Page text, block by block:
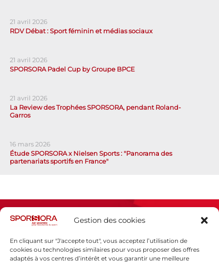
Gestion des cookies
En cliquant sur "J'accepte tout", vous acceptez l’utilisation de
cookies ou technologies similaires pour vous proposer des offres
adaptés à vos centres d’intérêt et vous garantir une meilleure
21 avril 2026
RDV Débat : Sport féminin et médias sociaux
21 avril 2026
SPORSORA Padel Cup by Groupe BPCE
21 avril 2026
La Review des Trophées SPORSORA, pendant Roland-
Garros
16 mars 2026
Étude SPORSORA x Nielsen Sports : "Panorama des
partenariats sportifs en France"